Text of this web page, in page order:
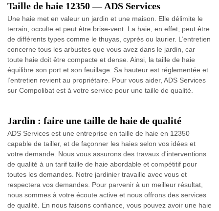
Taille de haie 12350 — ADS Services
Une haie met en valeur un jardin et une maison. Elle délimite le
terrain, occulte et peut être brise-vent. La haie, en effet, peut être
de différents types comme le thuyas, cyprès ou laurier. L’entretien
concerne tous les arbustes que vous avez dans le jardin, car
toute haie doit être compacte et dense. Ainsi, la taille de haie
équilibre son port et son feuillage. Sa hauteur est réglementée et
l’entretien revient au propriétaire. Pour vous aider, ADS Services
sur Compolibat est à votre service pour une taille de qualité.
Jardin : faire une taille de haie de qualité
ADS Services est une entreprise en taille de haie en 12350
capable de tailler, et de façonner les haies selon vos idées et
votre demande. Nous vous assurons des travaux d'interventions
de qualité à un tarif taille de haie abordable et compétitif pour
toutes les demandes. Notre jardinier travaille avec vous et
respectera vos demandes. Pour parvenir à un meilleur résultat,
nous sommes à votre écoute active et nous offrons des services
de qualité. En nous faisons confiance, vous pouvez avoir une haie